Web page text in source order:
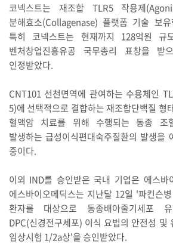
코넥스트는 재조합 TLR5 작용제
분해효소(Collagenase) 플랫폼 기술 보
특히 코넥스트는 현재까지 128억원 규
벤처창업진흥유공 국무총리 표창을 받
인정받았다.
CNT101 선천면역에 관여하는 수용체인
5)에 선택적으로 결합하는 재조합단백질
혈액암 치료를 위해 수행되는 동종 조
발생하는 급성이식편대숙주질환의 발생을
중이다.
이외 IND를 승인받은 국내 기업은 에스바
에스바이오메딕스는 지난달 12일 '파킨슨
환자를 대상으로 동종배아줄기세포
DPC(신경전구세포) 이식 요법의 안전성 및
임상시험 1/2a상'을 승인받았다.